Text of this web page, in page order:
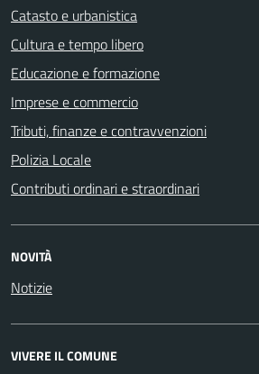
Catasto e urbanistica
Cultura e tempo libero
Educazione e formazione
Imprese e commercio
Tributi, finanze e contravvenzioni
Polizia Locale
Contributi ordinari e straordinari
NOVITÀ
Notizie
VIVERE IL COMUNE